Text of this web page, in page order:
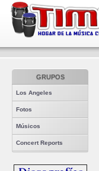
GRUPOS
Los Angeles
Fotos
Músicos
Concert Reports